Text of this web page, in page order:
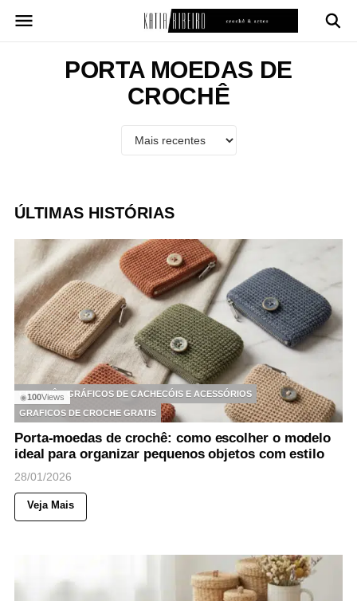
para
PORTA MOEDAS DE
CROCHÊ
ÚLTIMAS HISTÓRIAS
◉100Views
CROCHÊ
GRÁFICOS DE CACHECÓIS E ACESSÓRIOS
GRAFICOS DE CROCHE GRATIS
Porta-moedas de crochê: como escolher o modelo
ideal para organizar pequenos objetos com estilo
28/01/2026
Veja Mais